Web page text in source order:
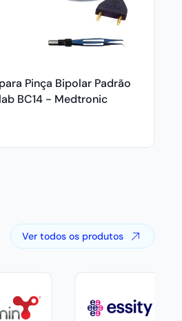
Pinça Bipolar Padrão
BC14 - Medtronic
Ver todos os produtos